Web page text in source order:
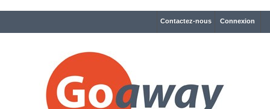
Connexion
Contactez-nous